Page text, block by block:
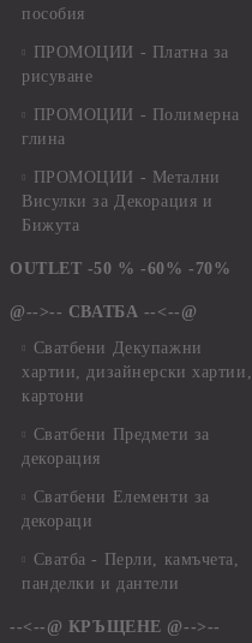
пособия
ПРОМОЦИИ - Платна за
рисуване
ПРОМОЦИИ - Полимерна
глина
ПРОМОЦИИ - Метални
Висулки за Декорация и
Бижута
OUTLET -50 % -60% -70%
@-->-- СВАТБА --<--@
Сватбени Декупажни
хартии, дизайнерски хартии,
картони
Сватбени Предмети за
декорация
Сватбени Елементи за
декораци
Сватба - Перли, камъчета,
панделки и дантели
--<--@ КРЪЩЕНЕ @-->--